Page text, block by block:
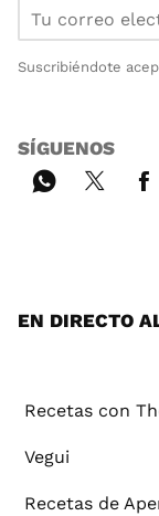
Suscribiéndote
SÍGUENOS
EN DIRECTO
Recetas con
Vegui
Recetas de